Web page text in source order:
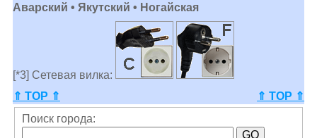
Аварский • Якутский • Ногайская
[*3] Сетевая вилка:
⇑ TOP ⇑
⇑ TOP ⇑
Поиск города: